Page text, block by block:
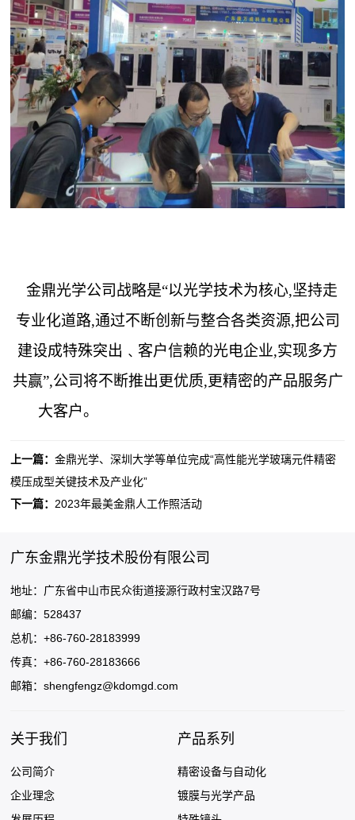
金鼎光学公司战略是“以光学技术为核心,坚持走
专业化道路,通过不断创新与整合各类资源,把公司
建设成特殊突出﹑客户信赖的光电企业,实现多方
共赢”,公司将不断推出更优质,更精密的产品服务广
大客户。
上一篇：金鼎光学、深圳大学等单位完成“高性能光学玻璃元件精密
模压成型关键技术及产业化”
下一篇： 2023年最美金鼎人工作照活动
广东金鼎光学技术股份有限公司
地址：广东省中山市民众街道接源行政村宝汉路7号
邮编：528437
总机：+86-760-28183999
传真：+86-760-28183666
邮箱：shengfengz@kdomgd.com
关于我们
公司简介
企业理念
产品系列
精密设备与自动化
镀膜与光学产品